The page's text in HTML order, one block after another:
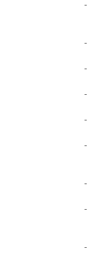
-
-
-
-
-
-
-
-
-